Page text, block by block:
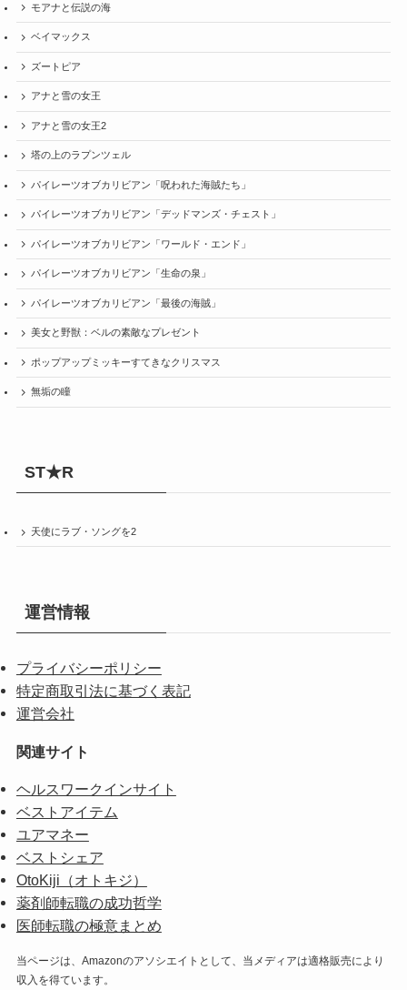
モアナと伝説の海
ベイマックス
ズートピア
アナと雪の女王
アナと雪の女王2
塔の上のラプンツェル
パイレーツオブカリビアン「呪われた海賊たち」
パイレーツオブカリビアン「デッドマンズ・チェスト」
パイレーツオブカリビアン「ワールド・エンド」
パイレーツオブカリビアン「生命の泉」
パイレーツオブカリビアン「最後の海賊」
美女と野獣：ベルの素敵なプレゼント
ポップアップミッキーすてきなクリスマス
無垢の瞳
ST★R
天使にラブ・ソングを2
運営情報
プライバシーポリシー
特定商取引法に基づく表記
運営会社
関連サイト
ヘルスワークインサイト
ベストアイテム
ユアマネー
ベストシェア
OtoKiji（オトキジ）
薬剤師転職の成功哲学
医師転職の極意まとめ
当ページは、Amazonのアソシエイトとして、当メディアは適格販売により
収入を得ています。